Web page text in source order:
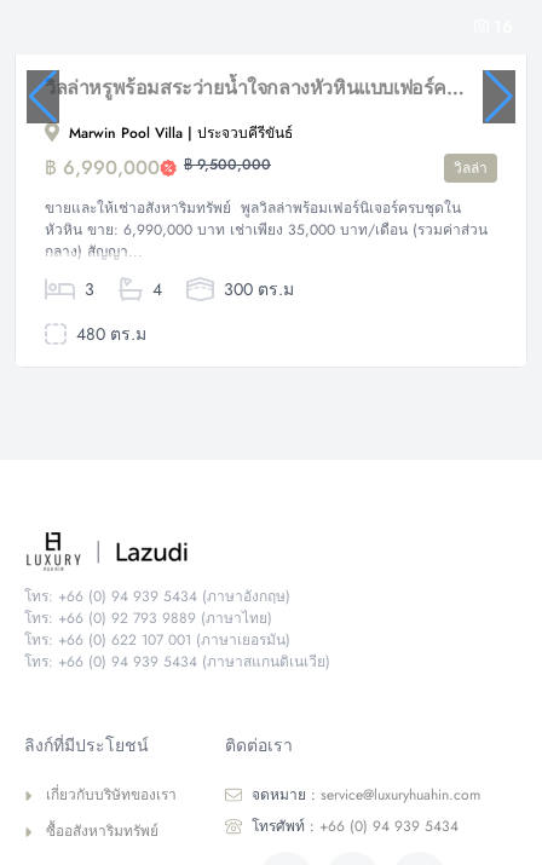
วิลล่าหรูพร้อมสระว่ายน้ำใจกลางหัวหินแบบเฟอร์ครบสไตล์โมเดิร์น
Marwin Pool Villa | ประจวบคีรีขันธ์
฿ 6,990,000 ฿ 9,500,000
วิลล่า
ขายและให้เช่าอสังหาริมทรัพย์ พูลวิลล่าพร้อมเฟอร์นิเจอร์ครบชุดใน
หัวหิน ขาย: 6,990,000 บาท เช่าเพียง 35,000 บาท/เดือน (รวมค่าส่วน
กลาง) สัญญา...
3 4
300 ตร.ม
480 ตร.ม
โทร: +66 (0) 94 939 5434 (ภาษาอังกฤษ)
โทร: +66 (0) 92 793 9889 (ภาษาไทย)
โทร: +66 (0) 622 107 001 (ภาษาเยอรมัน)
โทร: +66 (0) 94 939 5434 (ภาษาสแกนดิเนเวีย)
ลิงก์ที่มีประโยชน์
เกี่ยวกับบริษัทของเรา
ซื้ออสังหาริมทรัพย์
ติดต่อเรา
จดหมาย : service@luxuryhuahin.com
โทรศัพท์ : +66 (0) 94 939 5434